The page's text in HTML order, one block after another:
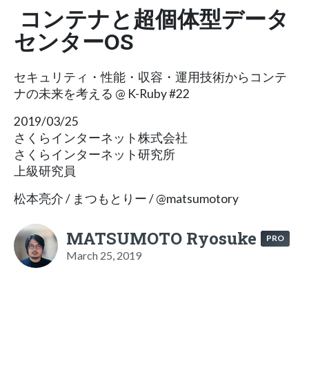
コンテナと超個体型データ
センターOS
セキュリティ・性能・収容・運用技術からコンテ
ナの未来を考える @ K-Ruby #22
2019/03/25
さくらインターネット株式会社
さくらインターネット研究所
上級研究員
松本亮介 / まつもとりー / @matsumotory
MATSUMOTO Ryosuke PRO
March 25, 2019